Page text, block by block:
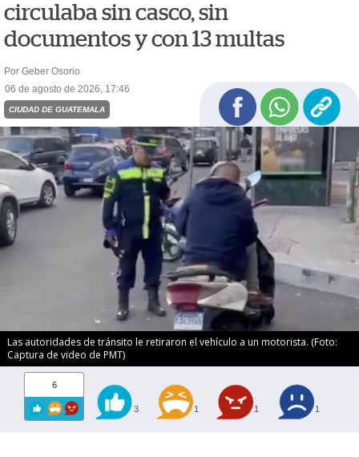
circulaba sin casco, sin
documentos y con 13 multas
Por Geber Osorio
06 de agosto de 2026, 17:46
CIUDAD DE GUATEMALA
Las autoridades de tránsito le retiraron el vehículo a un motorista. (Foto:
Captura de video de PMT)
6
3 1 1 1